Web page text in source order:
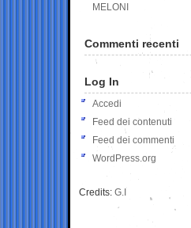
MELONI
Commenti recenti
Log In
Accedi
Feed dei contenuti
Feed dei commenti
WordPress.org
Credits: G.I